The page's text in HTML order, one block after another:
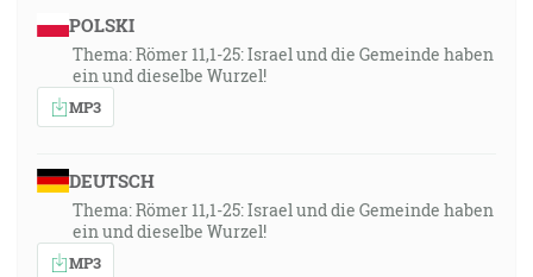
26:31
Bol človek, poslaný od Boha, ktorému bolo meno Ján.
[Jn 1:6]
26:53
Hľa, ja vám pošlem proroka Eliáša, prv ako prijde deň
Hospodinov, veľký a strašný. [Mal 4:5]
POLSKI
Thema: Römer 11,1-25: Israel und die Gemeinde haben
ein und dieselbe Wurzel!
MP3
DEUTSCH
Thema: Römer 11,1-25: Israel und die Gemeinde haben
ein und dieselbe Wurzel!
MP3